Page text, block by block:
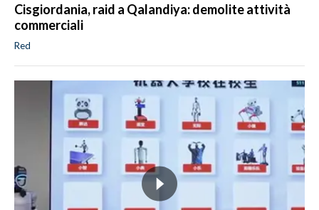
Cisgiordania, raid a Qalandiya: demolite attività
commerciali
Red